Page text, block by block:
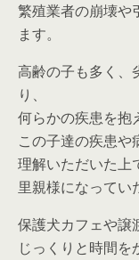
繁殖業者の崩壊や
ます。
高齢の子も多く、
り、
何らかの疾患を抱
この子達の疾患や
理解いただいた上
里親様になってい
保護犬カフェや譲
じっくりと時間を